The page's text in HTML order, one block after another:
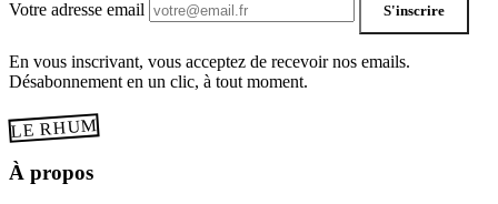
Votre adresse email S'inscrire
En vous inscrivant, vous acceptez de recevoir nos emails.
Désabonnement en un clic, à tout moment.
LE RHUM
À propos